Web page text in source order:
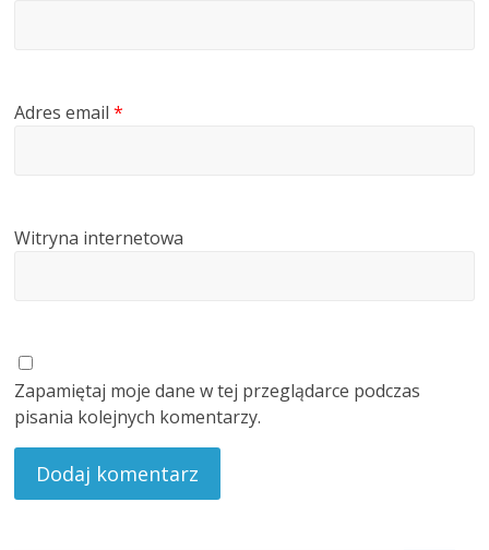
Adres email*
Witryna internetowa
Zapamiętaj moje dane w tej przeglądarce podczas
pisania kolejnych komentarzy.